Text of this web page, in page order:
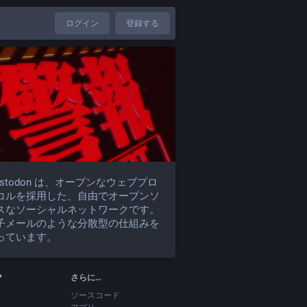
ログイン 登録する
は、オープンなウェブプロ
ルを採用した、自由でオープンソ
なソーシャルネットワークです。
メールのような分散型の仕組みを
ています。
さらに…
ソースコード